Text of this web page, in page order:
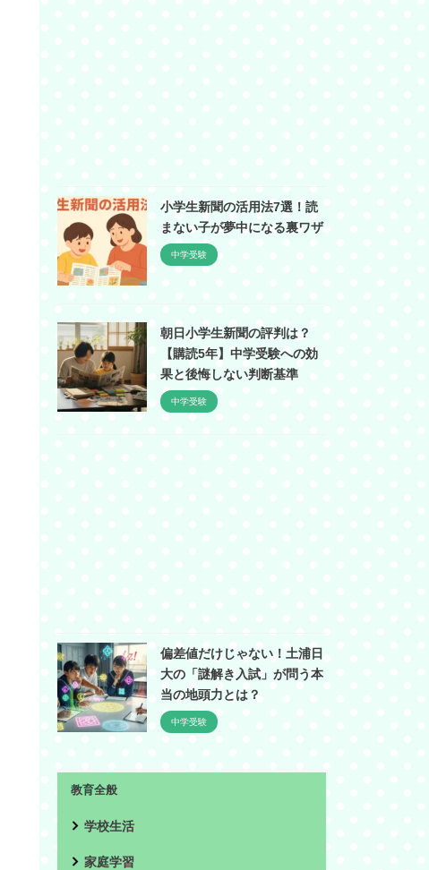
小学生新聞の活用法7選！読
まない子が夢中になる裏ワザ
中学受験
朝日小学生新聞の評判は？
【購読5年】中学受験への効
果と後悔しない判断基準
中学受験
偏差値だけじゃない！土浦日
大の「謎解き入試」が問う本
当の地頭力とは？
中学受験
教育全般
学校生活
家庭学習